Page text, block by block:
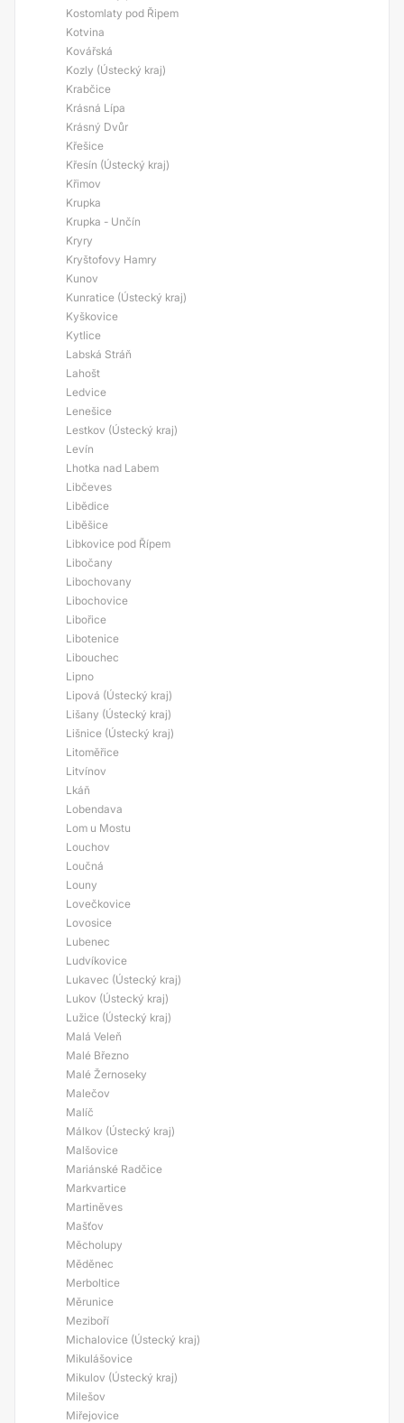
Kostomlaty pod Řipem
Kotvina
Kovářská
Kozly (Ústecký kraj)
Krabčice
Krásná Lípa
Krásný Dvůr
Křešice
Křesín (Ústecký kraj)
Křimov
Krupka
Krupka - Unčín
Kryry
Kryštofovy Hamry
Kunov
Kunratice (Ústecký kraj)
Kyškovice
Kytlice
Labská Stráň
Lahošt
Ledvice
Lenešice
Lestkov (Ústecký kraj)
Levín
Lhotka nad Labem
Libčeves
Libědice
Liběšice
Libkovice pod Řípem
Libočany
Libochovany
Libochovice
Libořice
Libotenice
Libouchec
Lipno
Lipová (Ústecký kraj)
Lišany (Ústecký kraj)
Lišnice (Ústecký kraj)
Litoměřice
Litvínov
Lkáň
Lobendava
Lom u Mostu
Louchov
Loučná
Louny
Lovečkovice
Lovosice
Lubenec
Ludvíkovice
Lukavec (Ústecký kraj)
Lukov (Ústecký kraj)
Lužice (Ústecký kraj)
Malá Veleň
Malé Březno
Malé Žernoseky
Malečov
Malíč
Málkov (Ústecký kraj)
Malšovice
Mariánské Radčice
Markvartice
Martiněves
Mašťov
Měcholupy
Měděnec
Merboltice
Měrunice
Meziboří
Michalovice (Ústecký kraj)
Mikulášovice
Mikulov (Ústecký kraj)
Milešov
Miřejovice